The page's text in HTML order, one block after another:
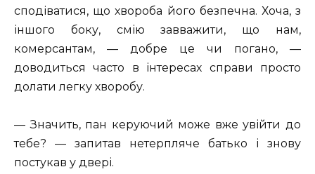
сподіватися, що хвороба його безпечна. Хоча, з
іншого боку, смію завважити, що нам,
комерсантам, — добре це чи погано, —
доводиться часто в інтересах справи просто
долати легку хворобу.
— Значить, пан керуючий може вже увійти до
тебе? — запитав нетерпляче батько і знову
постукав у двері.